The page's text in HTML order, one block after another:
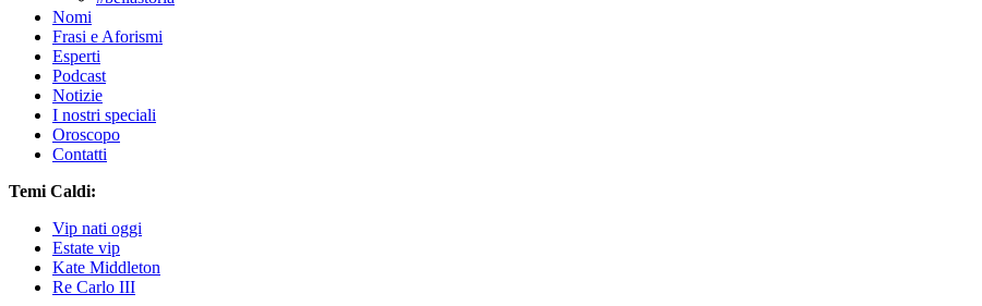
Nomi
Frasi e Aforismi
Esperti
Podcast
Notizie
I nostri speciali
Oroscopo
Contatti
Temi Caldi:
Vip nati oggi
Estate vip
Kate Middleton
Re Carlo III